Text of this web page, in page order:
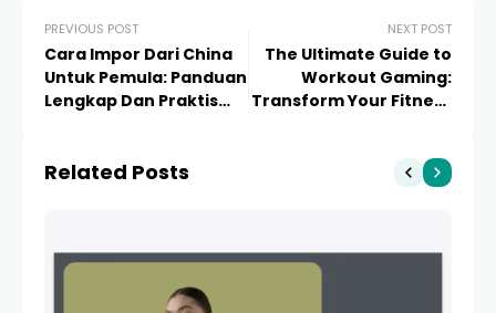
PREVIOUS POST
Cara Impor Dari China
Untuk Pemula: Panduan
Lengkap Dan Praktis
NEXT POST
The Ultimate Guide to
Workout Gaming:
Transform Your Fitness
Related Posts